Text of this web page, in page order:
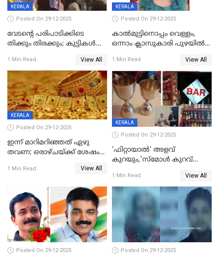
KERALA
Posted On 29-12-2025
വേടന്റെ പരിപാടിക്കിടെ
തിക്കും തിരക്കും; കുട്ടികള്‍
പരിക്ക്; പാളം മറികടന്ന
യുവാവ് ട്രെയിന്‍ തട്ടി മരിച്ചു
1 Min Read View All
KERALA
Posted On 29-12-2025
കാൽമുട്ടിനൊപ്പം വെള്ളം,
ഒന്നാം ക്ലാസുകാരി പുഴയിൽ
കുട്ടികൾക്കൊപ്പം
കളിക്കുന്നതിനിടെ
1 Min Read View All
KERALA
Posted On 29-12-2025
ഇന്ന് മാറിമറിഞ്ഞത് ഏഴു
തവണ; ഒരാഴ്ചയ്ക്ക് ശേഷം
1 Min Read View All
KERALA
Posted On 29-12-2025
'ഫിറ്റായാൽ' അളവ്
കുറയും,'സ്‌മോൾ കുറവ്
പിഴ
1 Min Read View All
Posted On 29-12-2025 Posted On 29-12-2025